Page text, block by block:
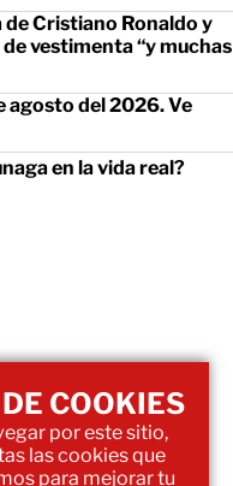
Cristiano Ronaldo y
vestimenta “y muchas
agosto del 2026. Ve
en la vida real?
COOKIES
por este sitio,
las cookies que
para mejorar tu